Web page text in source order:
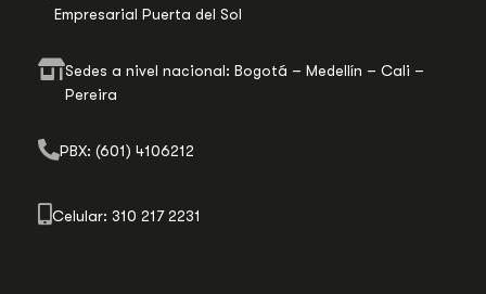
Empresarial Puerta del Sol
Sedes a nivel nacional: Bogotá – Medellín – Cali –
Pereira
PBX: (601) 4106212
Celular: 310 217 2231